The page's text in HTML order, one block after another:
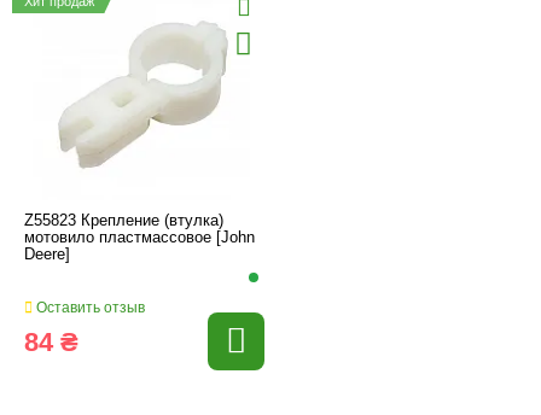
Z55823 Крепление (втулка)
мотовило пластмассовое [John
Deere]
Оставить отзыв
84 ₴